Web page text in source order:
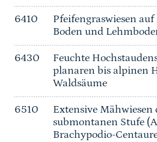
6410
Pfeifengraswiesen
Boden und
6430
Feuchte
planaren bis alpinen
Waldsäume
6510
Extensive
submontanen Stufe
Brachypodio-